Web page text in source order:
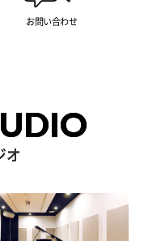
お問い合わせ
オ